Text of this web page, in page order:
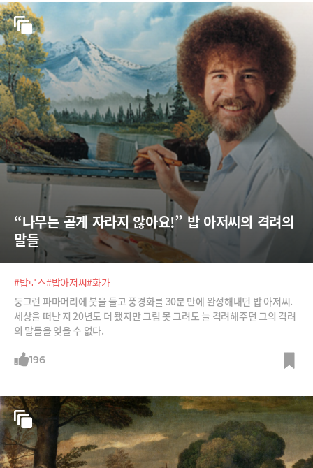
“나무는 곧게 자라지 않아요!” 밥 아저씨의 격려의
말들
#밥로스#밥아저씨#화가
둥그런 파마머리에 붓을 들고 풍경화를 30분 만에 완성해내던 밥 아저씨.
세상을 떠난 지 20년도 더 됐지만 그림 못 그려도 늘 격려해주던 그의 격려
의 말들을 잊을 수 없다.
196